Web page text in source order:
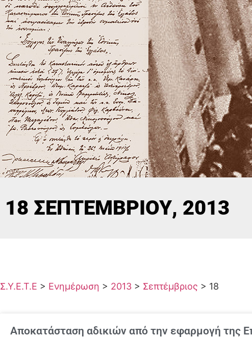
18 ΣΕΠΤΕΜΒΡΊΟΥ, 2013
Σ.Υ.Ε.Τ.Ε > Ενημέρωση > 2013 > Σεπτέμβριος > 18
Αποκατάσταση αδικιών από την εφαρμογή της